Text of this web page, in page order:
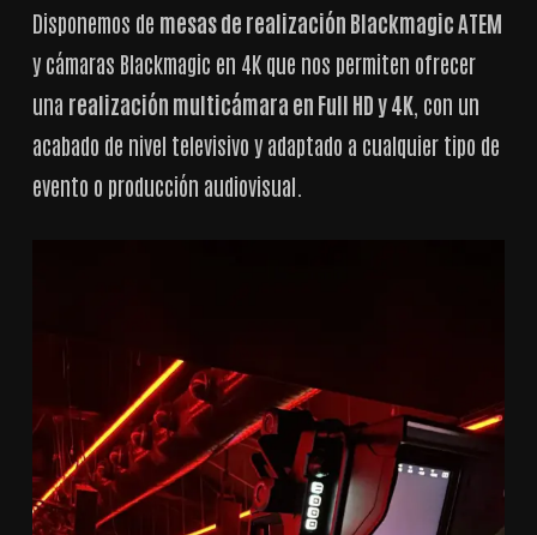
Disponemos de mesas de realización Blackmagic ATEM
y cámaras Blackmagic en 4K que nos permiten ofrecer
una realización multicámara en Full HD y 4K, con un
acabado de nivel televisivo y adaptado a cualquier tipo de
evento o producción audiovisual.